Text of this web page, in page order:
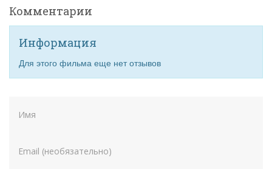
Комментарии
Информация
Для этого фильма еще нет отзывов